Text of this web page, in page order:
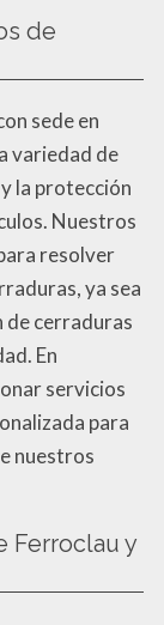
de
sede en
variedad de
la protección
Nuestros
resolver
ya sea
de cerraduras
En
servicios
para
nuestros
Ferroclau y